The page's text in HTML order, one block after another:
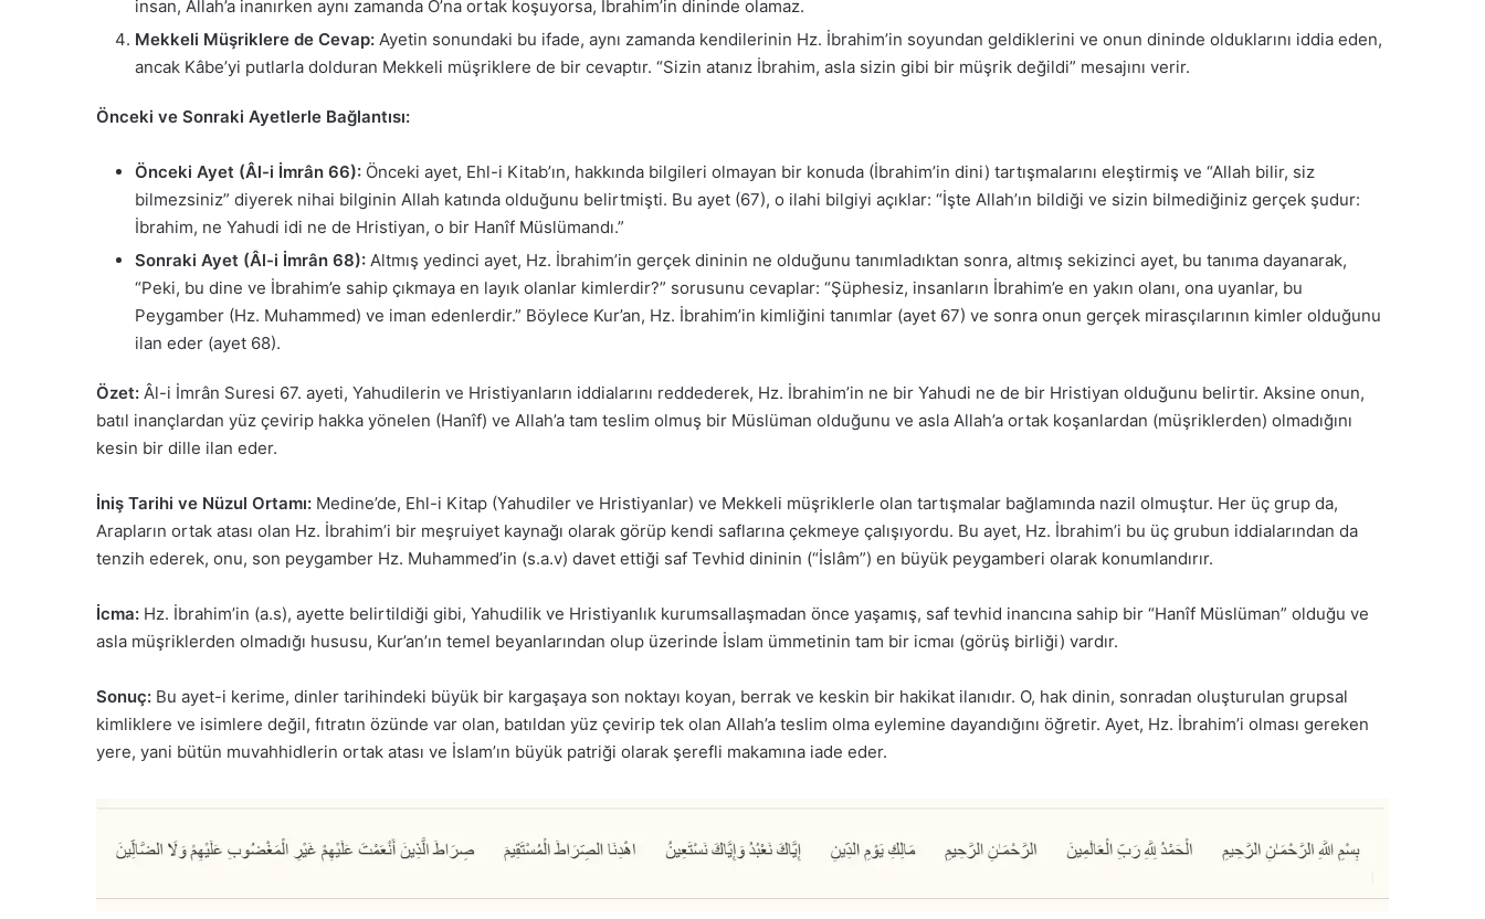
insan, Allah’a inanırken aynı zamanda O’na ortak koşuyorsa, İbrahim’in dininde olamaz.
Mekkeli Müşriklere de Cevap: Ayetin sonundaki bu ifade, aynı zamanda kendilerinin Hz. İbrahim’in soyundan geldiklerini ve onun dininde olduklarını iddia eden,
ancak Kâbe’yi putlarla dolduran Mekkeli müşriklere de bir cevaptır. “Sizin atanız İbrahim, asla sizin gibi bir müşrik değildi” mesajını verir.
Önceki ve Sonraki Ayetlerle Bağlantısı:
Önceki Ayet (Âl-i İmrân 66): Önceki ayet, Ehl-i Kitab’ın, hakkında bilgileri olmayan bir konuda (İbrahim’in dini) tartışmalarını eleştirmiş ve “Allah bilir, siz
bilmezsiniz” diyerek nihai bilginin Allah katında olduğunu belirtmişti. Bu ayet (67), o ilahi bilgiyi açıklar: “İşte Allah’ın bildiği ve sizin bilmediğiniz gerçek şudur:
İbrahim, ne Yahudi idi ne de Hristiyan, o bir Hanîf Müslümandı.”
Sonraki Ayet (Âl-i İmrân 68): Altmış yedinci ayet, Hz. İbrahim’in gerçek dininin ne olduğunu tanımladıktan sonra, altmış sekizinci ayet, bu tanıma dayanarak,
“Peki, bu dine ve İbrahim’e sahip çıkmaya en layık olanlar kimlerdir?” sorusunu cevaplar: “Şüphesiz, insanların İbrahim’e en yakın olanı, ona uyanlar, bu
Peygamber (Hz. Muhammed) ve iman edenlerdir.” Böylece Kur’an, Hz. İbrahim’in kimliğini tanımlar (ayet 67) ve sonra onun gerçek mirasçılarının kimler olduğunu
ilan eder (ayet 68).
Özet: Âl-i İmrân Suresi 67. ayeti, Yahudilerin ve Hristiyanların iddialarını reddederek, Hz. İbrahim’in ne bir Yahudi ne de bir Hristiyan olduğunu belirtir. Aksine onun,
batıl inançlardan yüz çevirip hakka yönelen (Hanîf) ve Allah’a tam teslim olmuş bir Müslüman olduğunu ve asla Allah’a ortak koşanlardan (müşriklerden) olmadığını
kesin bir dille ilan eder.
İniş Tarihi ve Nüzul Ortamı: Medine’de, Ehl-i Kitap (Yahudiler ve Hristiyanlar) ve Mekkeli müşriklerle olan tartışmalar bağlamında nazil olmuştur. Her üç grup da,
Arapların ortak atası olan Hz. İbrahim’i bir meşruiyet kaynağı olarak görüp kendi saflarına çekmeye çalışıyordu. Bu ayet, Hz. İbrahim’i bu üç grubun iddialarından da
tenzih ederek, onu, son peygamber Hz. Muhammed’in (s.a.v) davet ettiği saf Tevhid dininin (“İslâm”) en büyük peygamberi olarak konumlandırır.
İcma: Hz. İbrahim’in (a.s), ayette belirtildiği gibi, Yahudilik ve Hristiyanlık kurumsallaşmadan önce yaşamış, saf tevhid inancına sahip bir “Hanîf Müslüman” olduğu ve
asla müşriklerden olmadığı hususu, Kur’an’ın temel beyanlarından olup üzerinde İslam ümmetinin tam bir icmaı (görüş birliği) vardır.
Sonuç: Bu ayet-i kerime, dinler tarihindeki büyük bir kargaşaya son noktayı koyan, berrak ve keskin bir hakikat ilanıdır. O, hak dinin, sonradan oluşturulan grupsal
kimliklere ve isimlere değil, fıtratın özünde var olan, batıldan yüz çevirip tek olan Allah’a teslim olma eylemine dayandığını öğretir. Ayet, Hz. İbrahim’i olması gereken
yere, yani bütün muvahhidlerin ortak atası ve İslam’ın büyük patriği olarak şerefli makamına iade eder.